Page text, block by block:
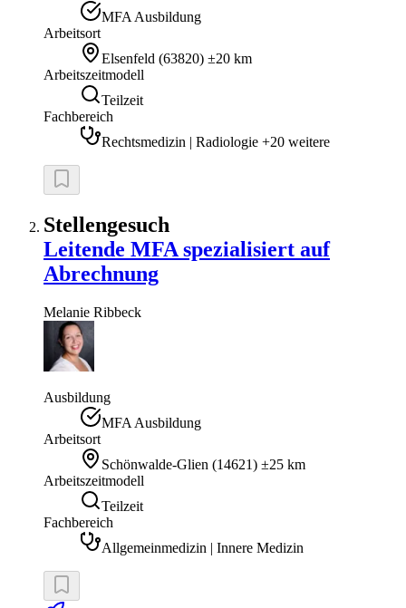
MFA Ausbildung
Arbeitsort
Elsenfeld (63820) ±20 km
Arbeitszeitmodell
Teilzeit
Fachbereich
Rechtsmedizin | Radiologie +20 weitere
Stellengesuch
Leitende MFA spezialisiert auf
Abrechnung
Melanie Ribbeck
Ausbildung
MFA Ausbildung
Arbeitsort
Schönwalde-Glien (14621) ±25 km
Arbeitszeitmodell
Teilzeit
Fachbereich
Allgemeinmedizin | Innere Medizin